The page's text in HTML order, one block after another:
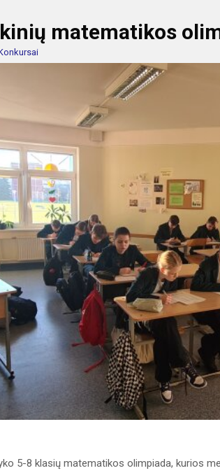
matematikos
5-8 klasių matematikos olimpiada, kurios